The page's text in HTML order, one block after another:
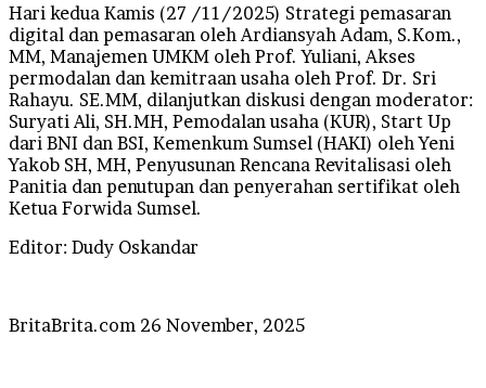
Hari kedua Kamis (27 /11/2025) Strategi pemasaran
digital dan pemasaran oleh Ardiansyah Adam, S.Kom.,
MM, Manajemen UMKM oleh Prof. Yuliani, Akses
permodalan dan kemitraan usaha oleh Prof. Dr. Sri
Rahayu. SE.MM, dilanjutkan diskusi dengan moderator:
Suryati Ali, SH.MH, Pemodalan usaha (KUR), Start Up
dari BNI dan BSI, Kemenkum Sumsel (HAKI) oleh Yeni
Yakob SH, MH, Penyusunan Rencana Revitalisasi oleh
Panitia dan penutupan dan penyerahan sertifikat oleh
Ketua Forwida Sumsel.
Editor: Dudy Oskandar
BritaBrita.com Send
26 November, 2025